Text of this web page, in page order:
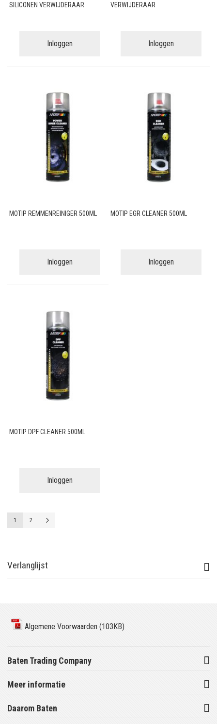
SILICONEN VERWIJDERAAR
Inloggen
VERWIJDERAAR
Inloggen
MOTIP REMMENREINIGER 500ML
Inloggen
MOTIP EGR CLEANER 500ML
Inloggen
MOTIP DPF CLEANER 500ML
Inloggen
Pagina
U lees momenteel pagina
1 Pagina
2
Verlanglijst
Algemene Voorwaarden (103KB)
Baten Trading Company
Meer informatie
Daarom Baten